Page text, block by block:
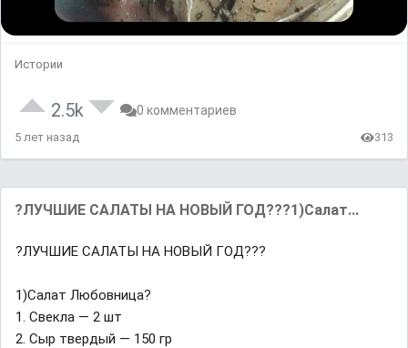
Истории
2.5k 0 комментариев
5 лет назад 313
?ЛУЧШИЕ САЛАТЫ НА НОВЫЙ ГОД???1)Салат...
?ЛУЧШИЕ САЛАТЫ НА НОВЫЙ ГОД???
1)Салат Любовница?
1. Свекла — 2 шт
2. Сыр твердый — 150 гр